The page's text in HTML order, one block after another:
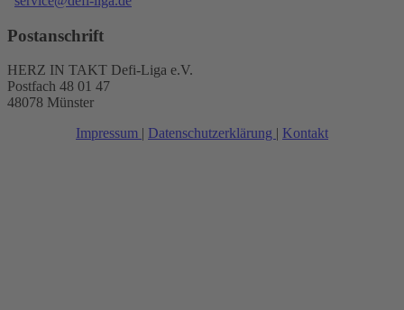
Postanschrift
HERZ IN TAKT Defi-Liga e.V.
Postfach 48 01 47
48078 Münster
Impressum
Datenschutzerklärung Kontakt